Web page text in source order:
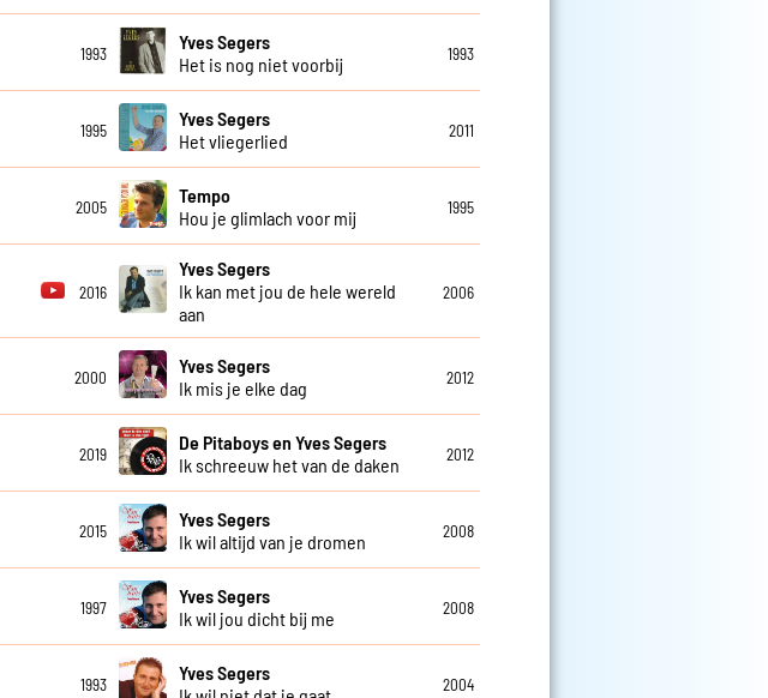
1993
Yves Segers
Het is nog niet voorbij
1993
1995
Yves Segers
Het vliegerlied
2011
2005
Tempo
Hou je glimlach voor mij
1995
2016
Yves Segers
Ik kan met jou de hele wereld
aan
2006
2000
Yves Segers
Ik mis je elke dag
2012
2019
De Pitaboys en Yves Segers
Ik schreeuw het van de daken
2012
2015
Yves Segers
Ik wil altijd van je dromen
2008
1997
Yves Segers
Ik wil jou dicht bij me
2008
1993
Yves Segers
2004